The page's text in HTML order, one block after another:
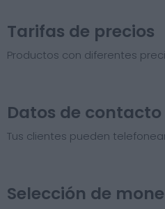
Tarifas de precios​
Productos con diferentes
Datos de contacto
Tus clientes pueden
Selección de